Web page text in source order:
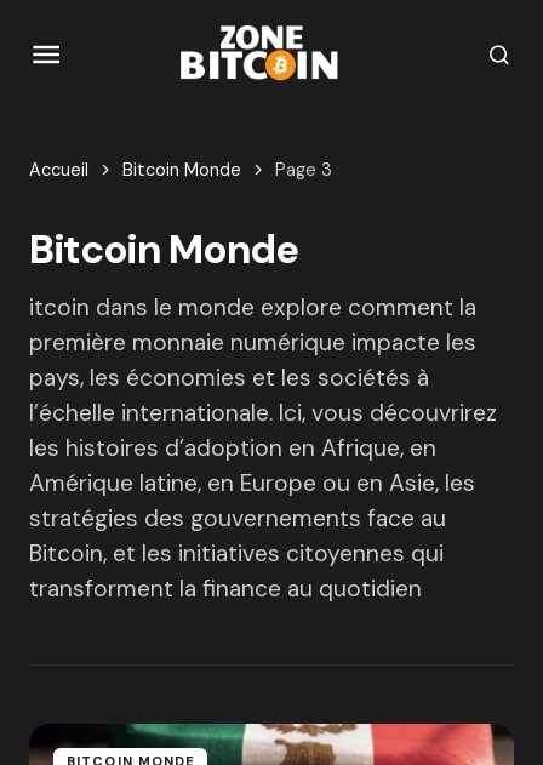
Accueil Bitcoin Monde Page 3
Bitcoin Monde
itcoin dans le monde explore comment la
première monnaie numérique impacte les
pays, les économies et les sociétés à
l’échelle internationale. Ici, vous découvrirez
les histoires d’adoption en Afrique, en
Amérique latine, en Europe ou en Asie, les
stratégies des gouvernements face au
Bitcoin, et les initiatives citoyennes qui
transforment la finance au quotidien
BITCOIN MONDE